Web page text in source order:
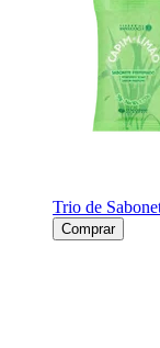
Trio de
Comprar